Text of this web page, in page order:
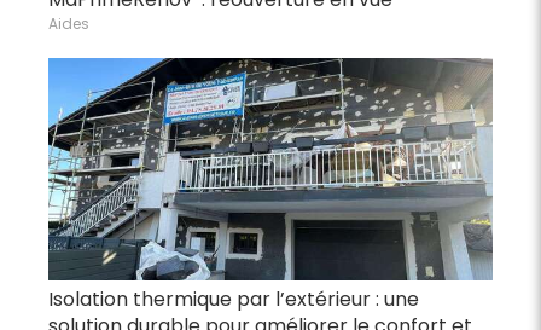
Aides
Isolation thermique par l’extérieur : une